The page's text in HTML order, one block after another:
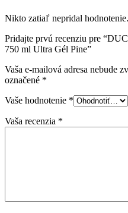
Nikto zatiaľ nepridal hodnotenie.
Pridajte prvú recenziu pre
750 ml Ultra Gél Pine”
Vaša e-mailová adresa nebude
označené *
Vaše hodnotenie *
Vaša recenzia *